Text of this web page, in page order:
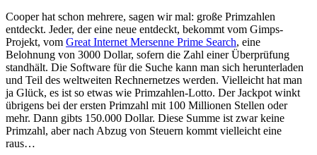
Cooper hat schon mehrere, sagen wir mal: große Primzahlen
entdeckt. Jeder, der eine neue entdeckt, bekommt vom Gimps-
Projekt, vom Great Internet Mersenne Prime Search, eine
Belohnung von 3000 Dollar, sofern die Zahl einer Überprüfung
standhält. Die Software für die Suche kann man sich herunterladen
und Teil des weltweiten Rechnernetzes werden. Vielleicht hat man
ja Glück, es ist so etwas wie Primzahlen-Lotto. Der Jackpot winkt
übrigens bei der ersten Primzahl mit 100 Millionen Stellen oder
mehr. Dann gibts 150.000 Dollar. Diese Summe ist zwar keine
Primzahl, aber nach Abzug von Steuern kommt vielleicht eine
raus…